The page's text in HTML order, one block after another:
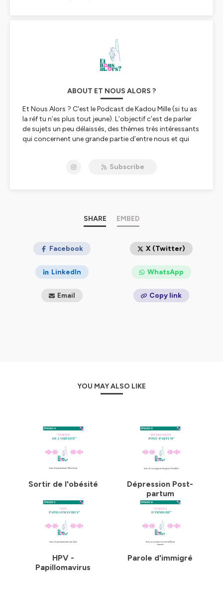
ABOUT ET NOUS ALORS ?
Et Nous Alors ? C'est le Podcast de Kadou Mille (si tu as
la réf tu n’es plus tout jeune). L’objectif c’est de parler
de sujets un peu délaissés, des thèmes très intéressants
qui concernent une grande partie d’entre nous et qui
Ça vous est déjà arrivé de vous dire : Ah bon ça existe ?
On parlera à la fois de la santé, du handicap, des
confidentialite
pour plus d'informations.
Subscribe
SHARE EMBED
Facebook X (Twitter)
LinkedIn WhatsApp
Email Copy link
YOU MAY ALSO LIKE
Sortir de l'obésité
Dépression Post-
partum
HPV -
Papillomavirus
Parole d'immigré